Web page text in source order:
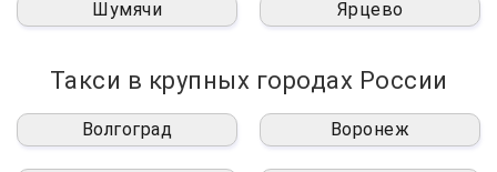
Шумячи Ярцево
Такси в крупных городах России
Волгоград Воронеж